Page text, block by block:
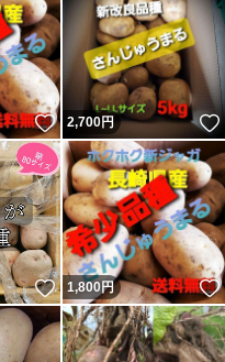
いいね！
2,700円
いいね！
1,800 円